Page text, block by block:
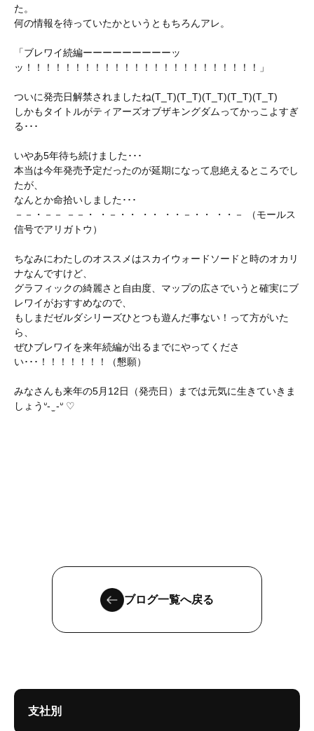
た。
何の情報を待っていたかというともちろんアレ。
「ブレワイ続編ーーーーーーーーーッ
ッ！！！！！！！！！！！！！！！！！！！！！！！！」
ついに発売日解禁されましたね(T_T)(T_T)(T_T)(T_T)(T_T)
しかもタイトルがティアーズオブザキングダムってかっこよすぎ
る･･･
いやあ5年待ち続けました･･･
本当は今年発売予定だったのが延期になって息絶えるところでし
たが、
なんとか命拾いしました･･･
－－・－－ －－・ ・－・・ ・・ ・・－・・ ・・－ （モールス
信号でアリガトウ）
ちなみにわたしのオススメはスカイウォードソードと時のオカリ
ナなんですけど、
グラフィックの綺麗さと自由度、マップの広さでいうと確実にブ
レワイがおすすめなので、
もしまだゼルダシリーズひとつも遊んだ事ない！って方がいた
ら、
ぜひブレワイを来年続編が出るまでにやってくださ
い･･･！！！！！！！（懇願）
みなさんも来年の5月12日（発売日）までは元気に生きていきま
しょうᐡ- ̫ -ᐡ ♡
ブログ一覧へ戻る
支社別